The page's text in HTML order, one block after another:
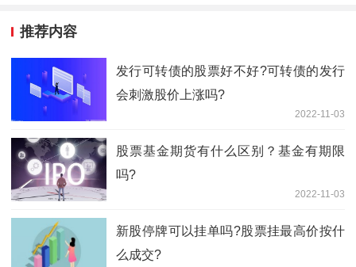
推荐内容
发行可转债的股票好不好?可转债的发行
会刺激股价上涨吗?
2022-11-03
股票基金期货有什么区别？基金有期限
吗?
2022-11-03
新股停牌可以挂单吗?股票挂最高价按什
么成交?